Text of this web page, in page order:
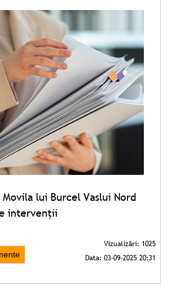
Movila lui Burcel Vaslui Nord
intervenții